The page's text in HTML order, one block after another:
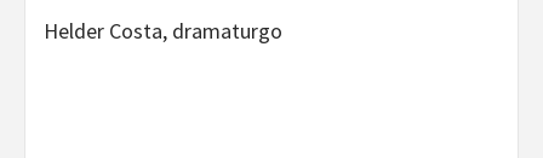
Helder Costa, dramaturgo